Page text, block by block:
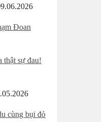
Đoan
thật sự đau!
cùng bụi đỏ